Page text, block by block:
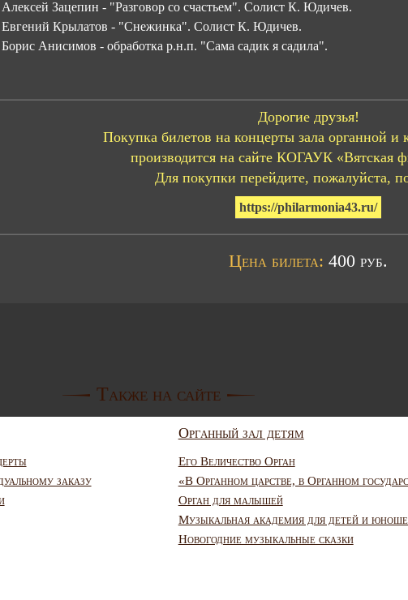
Алексей Зацепин - "Разговор со счастьем". Солист К. Юдичев.
Евгений Крылатов - "Снежинка". Солист К. Юдичев.
Борис Анисимов - обработка р.н.п. "Сама садик я садила".
Дорогие друзья!
Покупка билетов на концерты зала органной и
производится на сайте КОГАУК «Вятская
Для покупки перейдите, пожалуйста,
https://philarmonia43.ru/
Цена билета: 400 руб.
Также на сайте
заказу
Органный зал детям
Его Величество Орган
«В Органном царстве, в Органном
Орган для малышей
Музыкальная академия для детей и
Новогодние музыкальные сказки